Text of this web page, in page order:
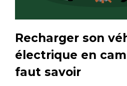
Recharger son
électrique en
faut savoir